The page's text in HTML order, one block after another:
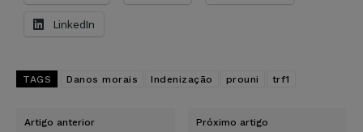
LinkedIn
TAGS Danos morais Indenização prouni trf1
Artigo anterior Próximo artigo